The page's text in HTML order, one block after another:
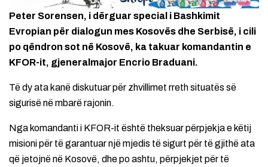
Peter Sorensen, i dërguar special i Bashkimit
Evropian për dialogun mes Kosovës dhe Serbisë, i cili
po qëndron sot në Kosovë, ka takuar komandantin e
KFOR-it, gjeneralmajor Encrio Braduani.
Të dy ata kanë diskutuar për zhvillimet rreth situatës së
sigurisë në mbarë rajonin.
Nga komandanti i KFOR-it është theksuar përpjekja e këtij
misioni për të garantuar një mjedis të sigurt për të gjithë ata
që jetojnë në Kosovë, dhe po ashtu, përpjekjet për të